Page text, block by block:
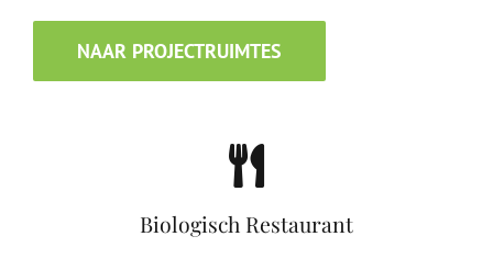
NAAR PROJECTRUIMTES
Biologisch Restaurant